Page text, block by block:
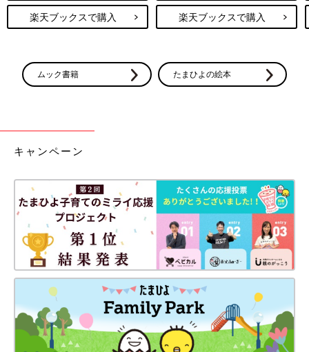
楽天ブックスで購入 楽天ブックスで購入
ムック書籍 たまひよの絵本
キャンペーン